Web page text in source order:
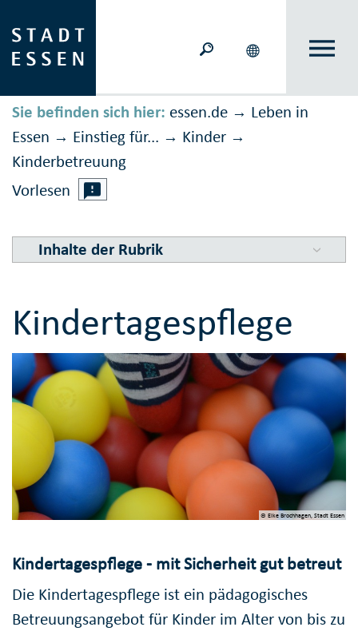
Sie befinden sich hier: essen.de → Leben in
Essen → Einstieg für... → Kinder →
Kinderbetreuung
Vorlesen
Inhalte der Rubrik
Kindertagespflege
© Elke Brochhagen, Stadt Essen
Kindertagespflege - mit Sicherheit gut betreut
Die Kindertagespflege ist ein pädagogisches
Betreuungsangebot für Kinder im Alter von bis zu